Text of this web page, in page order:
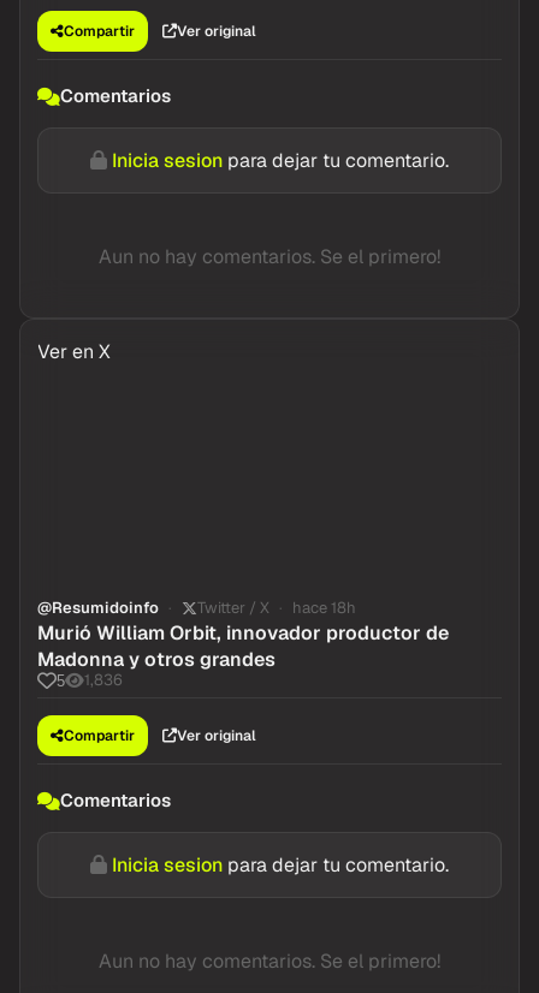
Compartir Ver original
Comentarios
Inicia sesion para dejar tu comentario.
Aun no hay comentarios. Se el primero!
Ver en X
@Resumidoinfo Twitter / X hace 18h
Murió William Orbit, innovador productor de
Madonna y otros grandes
5 1,836
Compartir Ver original
Comentarios
Inicia sesion para dejar tu comentario.
Aun no hay comentarios. Se el primero!